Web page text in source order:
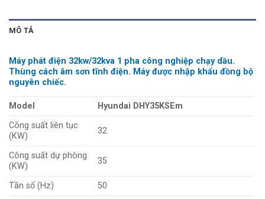
MÔ TẢ
Máy phát điện 32kw/32kva 1 pha công nghiệp chạy dầu.
Thùng cách âm sơn tĩnh điện. Máy được nhập khẩu đồng bộ
nguyên chiếc.
Model
Hyundai DHY35KSEm
Công suất liên tục
(KW)
32
Công suất dự phòng
(KW)
35
Tần số (Hz)
50